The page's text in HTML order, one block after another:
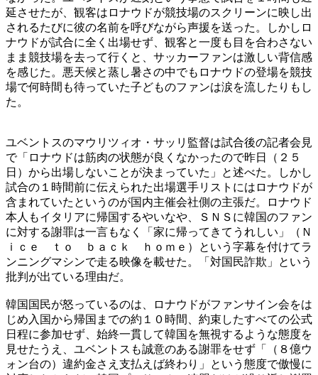
延させたが、観客はロナウドが競技場のスクリーンに映し出
されるたびに彼の名前を呼びながら声援を送った。しかしロ
ナウドが試合に全く出場せず、観客と一度も目を合わさない
まま競技場を去って行くと、サッカーファンは激しい背信感
を感じた。悪天候と蒸し暑さの中でもロナウドの登場を競技
場で何時間も待っていた子どものファンは涙を流したりもし
た。
ユベントスのマウリツィオ・サッリ監督は試合後の記者会見
で「ロナウドは筋肉の状態が良くなかったので昨日（２５
日）から出場しないことが決まっていた」と述べた。しかし
試合の１時間前に伝えられた出場選手リストにはロナウドが
含まれていたというのが国内主催会社側の主張だ。ロナウド
本人もイタリアに帰国するやいなや、ＳＮＳに韓国のファン
に対する謝罪は一言もなく「家に帰ってきてうれしい」（Ｎ
ｉｃｅ ｔｏ ｂａｃｋ ｈｏｍｅ）という字幕を付けてラ
ンニングマシンで走る映像を載せた。「対国民詐欺」という
批判が出ている理由だ。
韓国国民が怒っているのは、ロナウドがファンサイン会をは
じめ入国から帰国までの約１０時間、約束したすべての公式
日程に参加せず、始終一貫して韓国を無視するような態度を
見せたうえ、ユベントスも誠意のある謝罪をせず「（８億ウ
ォン台の）違約金さえ支払えば終わり」という態度で傲慢に